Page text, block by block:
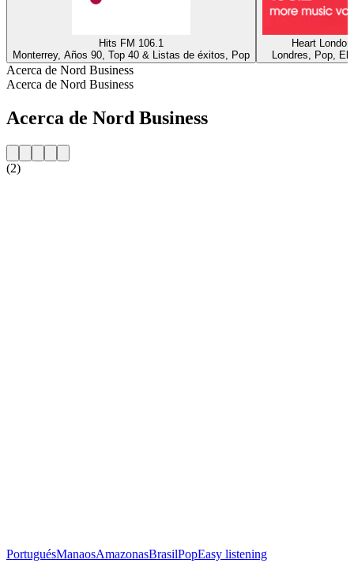
Hits FM 106.1
Monterrey, Años 90, Top 40 & Listas de éxitos, Pop
Heart London
Londres, Pop,
Acerca de Nord Business
Acerca de Nord Business
Acerca de Nord Business
(2)
PortuguésManaosAmazonasBrasilPopEasy listening